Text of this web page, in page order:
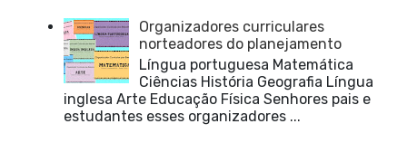
Organizadores curriculares
norteadores do planejamento
Língua portuguesa Matemática
Ciências História Geografia Língua
inglesa Arte Educação Física Senhores pais e
estudantes esses organizadores ...